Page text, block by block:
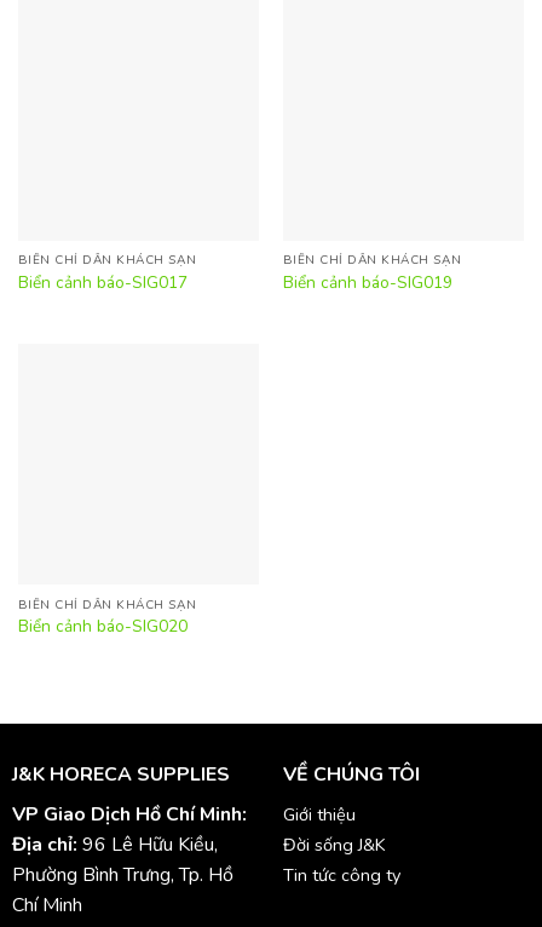
BIỂN CHỈ DẪN KHÁCH SẠN
Biển cảnh báo-SIG017
BIỂN CHỈ DẪN KHÁCH SẠN
Biển cảnh báo-SIG019
BIỂN CHỈ DẪN KHÁCH SẠN
Biển cảnh báo-SIG020
J&K HORECA SUPPLIES
VP Giao Dịch Hồ Chí Minh:
Địa chỉ: 96 Lê Hữu Kiều,
Phường Bình Trưng, Tp. Hồ
Chí Minh
VỀ CHÚNG TÔI
Giới thiệu
Đời sống J&K
Tin tức công ty